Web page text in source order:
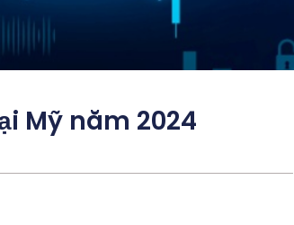
Mỹ năm 2024